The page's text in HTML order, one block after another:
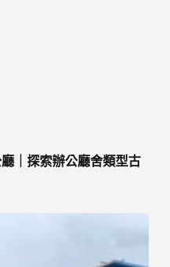
｜探索辦公廳舍類型古